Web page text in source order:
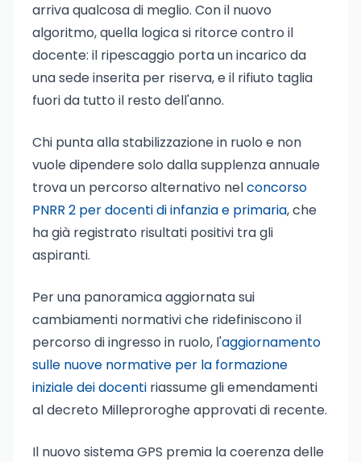
arriva qualcosa di meglio. Con il nuovo
algoritmo, quella logica si ritorce contro il
docente: il ripescaggio porta un incarico da
una sede inserita per riserva, e il rifiuto taglia
fuori da tutto il resto dell'anno.
Chi punta alla stabilizzazione in ruolo e non
vuole dipendere solo dalla supplenza annuale
trova un percorso alternativo nelconcorso
PNRR 2 per docenti di infanzia e primaria, che
ha già registrato risultati positivi tra gli
aspiranti.
Per una panoramica aggiornata sui
cambiamenti normativi che ridefiniscono il
percorso di ingresso in ruolo, l'aggiornamento
sulle nuove normative per la formazione
iniziale dei docenti riassume gli emendamenti
al decreto Milleproroghe approvati di recente.
Il nuovo sistema GPS premia la coerenza delle